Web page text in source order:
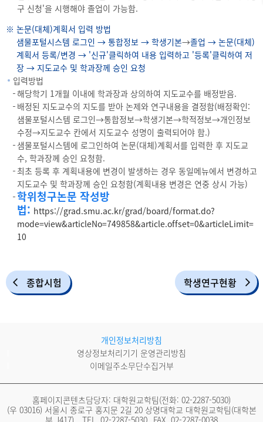
구 신청'을 시행해야 졸업이 가능함.
논문(대체)계획서 입력 방법
샘물포털시스템 로그인 → 통합정보 → 학생기본→졸업 → 논문(대체)
계획서 등록/변경 → '신규'클릭하여 내용 입력하고 '등록'클릭하여 저
장 → 지도교수 및 학과장께 승인 요청
입력방법
해당학기 1개월 이내에 학과장과 상의하여 지도교수를 배정받음.
배정된 지도교수의 지도를 받아 논제와 연구내용을 결정함(배정확인:
샘물포털시스템 로그인→통합정보→학생기본→학적정보→개인정보
수정→지도교수 칸에서 지도교수 성명이 출력되어야 함.)
샘물포털시스템에 로그인하여 논문(대체)계획서를 입력한 후 지도교
수, 학과장께 승인 요청함.
최초 등록 후 계획내용에 변경이 발생하는 경우 동일메뉴에서 변경하고
지도교수 및 학과장께 승인 요청함(계획내용 변경은 연중 상시 가능)
학위청구논문 작성방
법: https://grad.smu.ac.kr/grad/board/format.do?
mode=view&articleNo=749858&article.offset=0&articleLimit=
10
종합시험 학생연구현황
개인정보처리방침
영상정보처리기기 운영관리방침
이메일주소무단수집거부
홈페이지콘텐츠담당자: 대학원교학팀(전화: 02-2287-5030)
(우 03016) 서울시 종로구 홍지문 2길 20 상명대학교 대학원교학팀(대학본
부 J417)
TEL. 02-2287-5030 FAX. 02-2287-0038